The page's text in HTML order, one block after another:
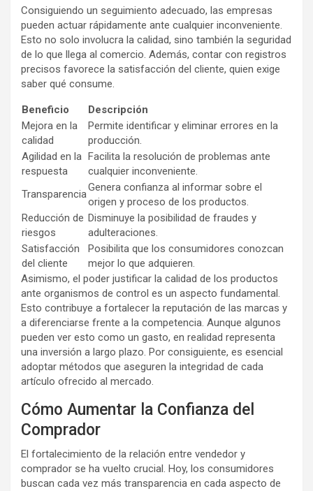
Consiguiendo un seguimiento adecuado, las empresas
pueden actuar rápidamente ante cualquier inconveniente.
Esto no solo involucra la calidad, sino también la seguridad
de lo que llega al comercio. Además, contar con registros
precisos favorece la satisfacción del cliente, quien exige
saber qué consume.
Beneficio
Descripción
Mejora en la
calidad
Permite identificar y eliminar errores en la
producción.
Agilidad en la
respuesta
Facilita la resolución de problemas ante
cualquier inconveniente.
Transparencia
Genera confianza al informar sobre el
origen y proceso de los productos.
Reducción de
riesgos
Disminuye la posibilidad de fraudes y
adulteraciones.
Satisfacción
del cliente
Posibilita que los consumidores conozcan
mejor lo que adquieren.
Asimismo, el poder justificar la calidad de los productos
ante organismos de control es un aspecto fundamental.
Esto contribuye a fortalecer la reputación de las marcas y
a diferenciarse frente a la competencia. Aunque algunos
pueden ver esto como un gasto, en realidad representa
una inversión a largo plazo. Por consiguiente, es esencial
adoptar métodos que aseguren la integridad de cada
artículo ofrecido al mercado.
Cómo Aumentar la Confianza del
Comprador
El fortalecimiento de la relación entre vendedor y
comprador se ha vuelto crucial. Hoy, los consumidores
buscan cada vez más transparencia en cada aspecto de